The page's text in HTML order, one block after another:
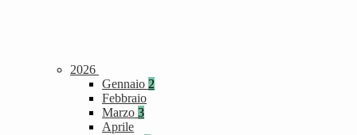
2026
Gennaio 2
Febbraio
Marzo 3
Aprile